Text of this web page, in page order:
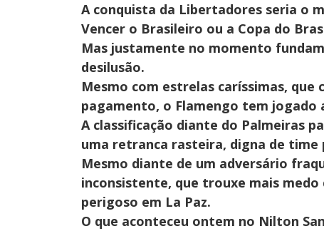
A conquista da Libertadores seria o
Vencer o Brasileiro ou a Copa do
Mas justamente no momento
desilusão.
Mesmo com estrelas caríssimas, que
pagamento, o Flamengo tem jogado
A classificação diante do Palmeiras
uma retranca rasteira, digna de time
Mesmo diante de um adversário
inconsistente, que trouxe mais medo
perigoso em La Paz.
O que aconteceu ontem no Nilton